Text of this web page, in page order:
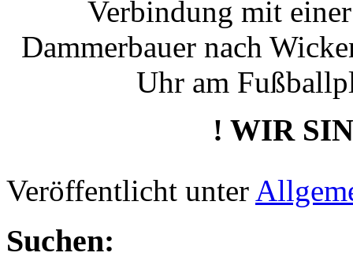
Verbindung mit
Dammerbauer nach
Uhr am
! WIR
Veröffentlicht unter
Suchen: